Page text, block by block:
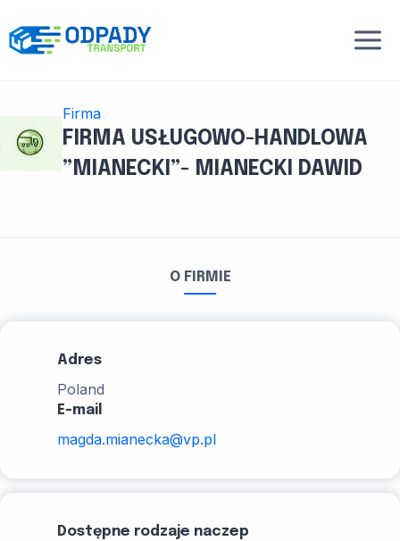
do
treści
Firma
FIRMA USŁUGOWO-HANDLOWA
”MIANECKI”- MIANECKI DAWID
O FIRMIE
Adres
Poland
E-mail
magda.mianecka@vp.pl
Dostępne rodzaje naczep